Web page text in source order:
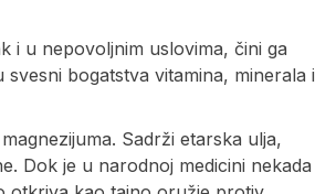
i u nepovoljnim uslovima, čini ga
bogatstva vitamina, minerala i
Sadrži etarska ulja,
Dok je u narodnoj medicini nekada